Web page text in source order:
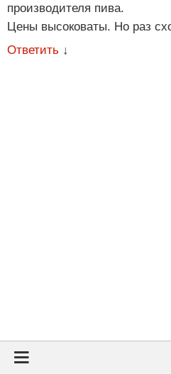
производителя пива.
Цены высоковаты. Но раз
Ответить ↓